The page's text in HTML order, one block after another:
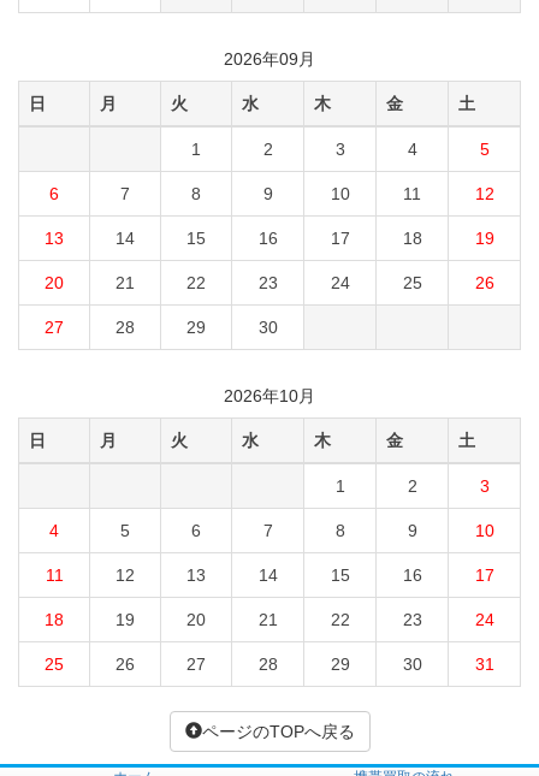
2026年09月
日 月 火 水 木 金 土
1 2 3 4 5
6 7 8 9 10 11 12
13 14 15 16 17 18 19
20 21 22 23 24 25 26
27 28 29 30
2026年10月
日 月 火 水 木 金 土
1 2 3
4 5 6 7 8 9 10
11 12 13 14 15 16 17
18 19 20 21 22 23 24
25 26 27 28 29 30 31
ページのTOPへ戻る